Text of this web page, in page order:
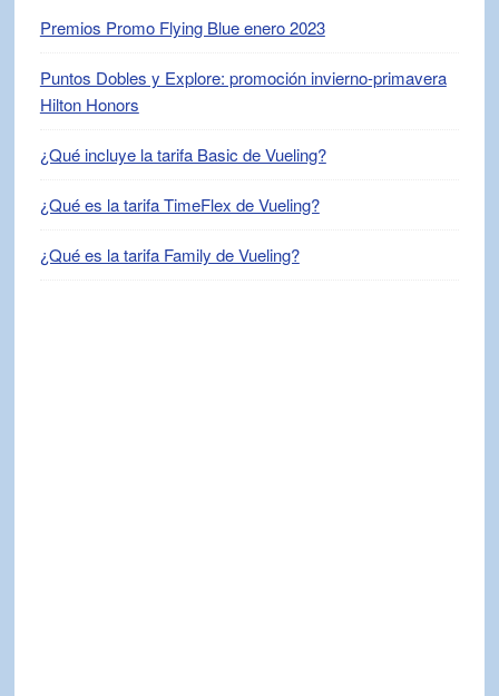
Premios Promo Flying Blue enero 2023
Puntos Dobles y Explore: promoción invierno-primavera
Hilton Honors
¿Qué incluye la tarifa Basic de Vueling?
¿Qué es la tarifa TimeFlex de Vueling?
¿Qué es la tarifa Family de Vueling?